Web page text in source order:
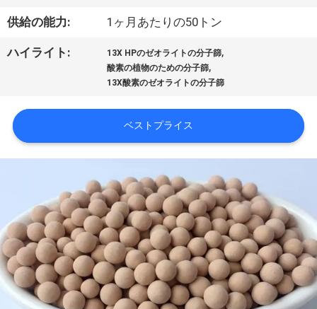
私
た
に
つ
い
工
場
見
供給の能力: 1ヶ月あたりの50トン
ハイライト: 13X HPのゼオライトの分子篩,
酸素の植物のための分子篩,
13X酸素のゼオライトの分子篩
ベストプライス